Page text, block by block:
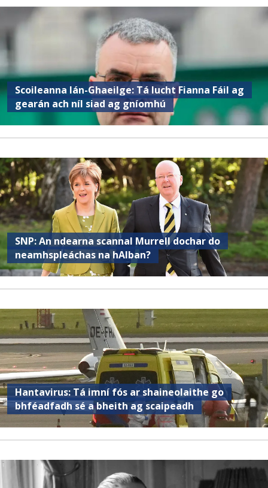
Scoileanna lán-Ghaeilge: Tá lucht Fianna Fáil ag
gearán ach níl siad ag gníomhú
SNP: An ndearna scannal Murrell dochar do
neamhspleáchas na hAlban?
Hantavirus: Tá imní fós ar shaineolaithe go
bhféadfadh sé a bheith ag scaipeadh